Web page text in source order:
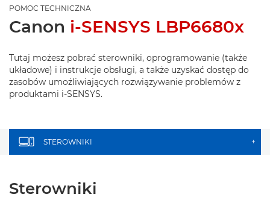
POMOC TECHNICZNA
Canon i-SENSYS LBP6680x
Tutaj możesz pobrać sterowniki, oprogramowanie (także
układowe) i instrukcje obsługi, a także uzyskać dostęp do
zasobów umożliwiających rozwiązywanie problemów z
produktami i-SENSYS.
STEROWNIKI +
Sterowniki